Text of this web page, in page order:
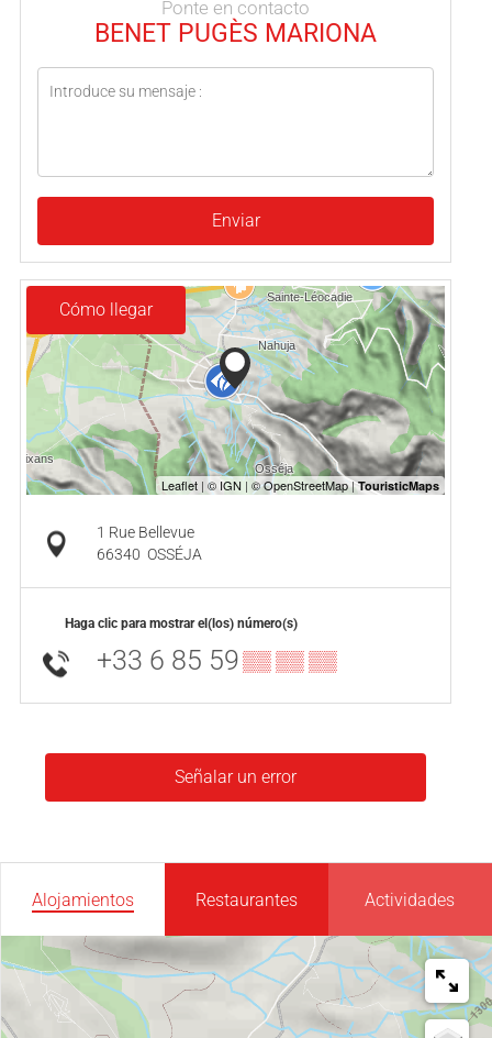
Ponte en contacto
BENET PUGÈS MARIONA
Enviar
Cómo llegar
1 Rue Bellevue
66340 OSSÉJA
Haga clic para mostrar el(los) número(s)
+33 6 85 59▒▒ ▒▒ ▒▒
Señalar un error
Alojamientos Restaurantes Actividades